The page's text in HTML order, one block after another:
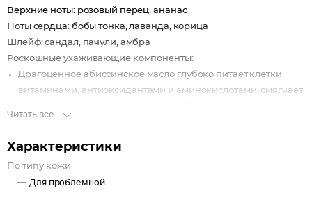
Верхние ноты: розовый перец, ананас
Ноты сердца: бобы тонка, лаванда, корица
Шлейф: сандал, пачули, амбра
Роскошные ухаживающие компоненты:
Драгоценное абиссинское масло глубоко питает клетки
витаминами, антиоксидантами и аминокислотами, смягчает
разглаживающее и подтягивающее действие, превосходно
увлажняет и тонизирует кожу.
Читать все
Характеристики
По типу кожи
Для проблемной